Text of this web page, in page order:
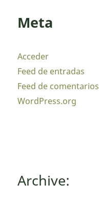
Meta
Acceder
Feed de entradas
Feed de comentarios
WordPress.org
Archive: